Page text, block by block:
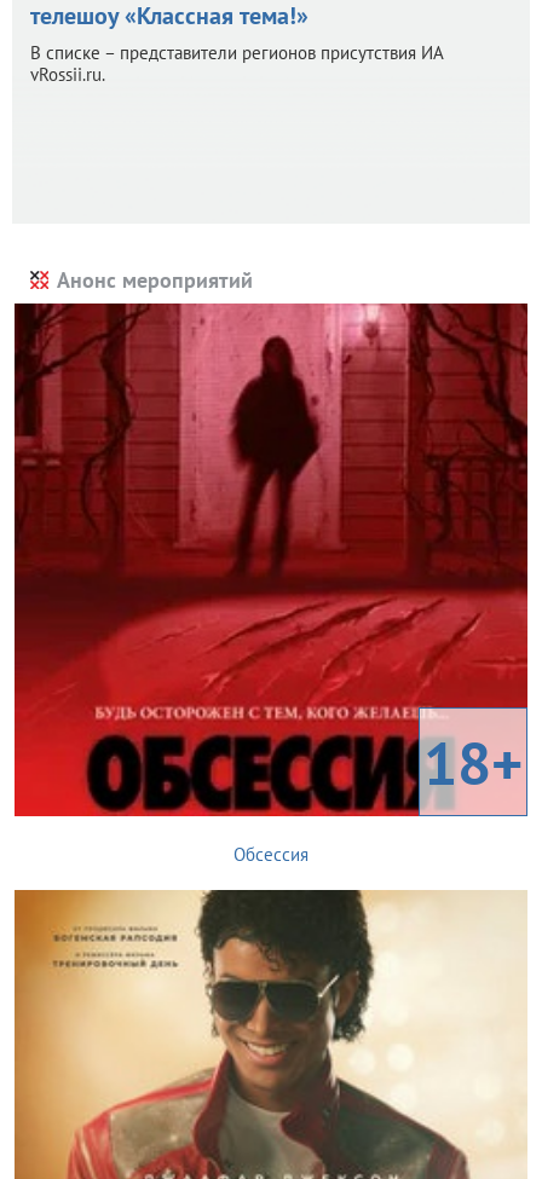
телешоу «Классная тема!»
В списке – представители регионов присутствия ИА
vRossii.ru.
Анонс мероприятий
18+
Обсессия